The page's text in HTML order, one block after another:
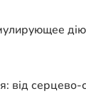
від серцево-